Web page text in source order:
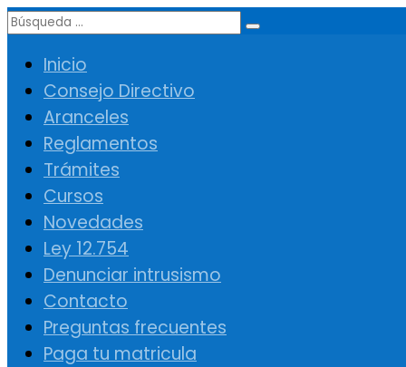
Inicio
Consejo Directivo
Aranceles
Reglamentos
Trámites
Cursos
Novedades
Ley 12.754
Denunciar intrusismo
Contacto
Preguntas frecuentes
Paga tu matricula